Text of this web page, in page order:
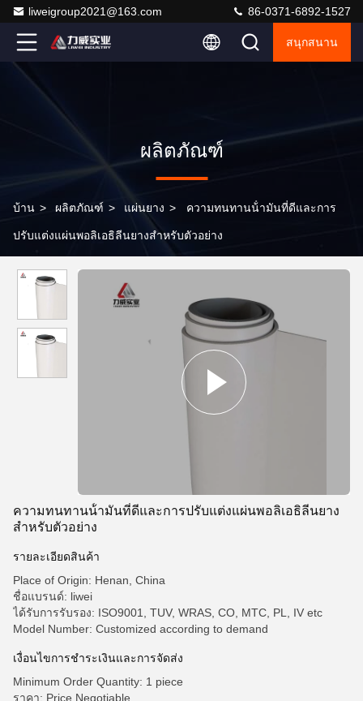
liweigroup2021@163.com 86-0371-6892-1527
สนุกสนาน
ผลิตภัณฑ์
บ้าน > ผลิตภัณฑ์ > แผ่นยาง > ความทนทานน้ํามันที่ดีและการ
ปรับแต่งแผ่นพอลิเอธิลีนยางสําหรับตัวอย่าง
ความทนทานน้ํามันที่ดีและการปรับแต่งแผ่นพอลิเอธิลีนยาง
สําหรับตัวอย่าง
รายละเอียดสินค้า
Place of Origin: Henan, China
ชื่อแบรนด์: liwei
ได้รับการรับรอง: ISO9001, TUV, WRAS, CO, MTC, PL, IV etc
Model Number: Customized according to demand
เงื่อนไขการชําระเงินและการจัดส่ง
Minimum Order Quantity: 1 piece
ราคา: Price Negotiable